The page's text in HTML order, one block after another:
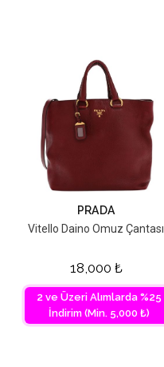
PRADA
Vitello Daino Omuz Çantası
18,000 ₺
2 ve Üzeri Alımlarda %25
İndirim (Min. 5,000 ₺)